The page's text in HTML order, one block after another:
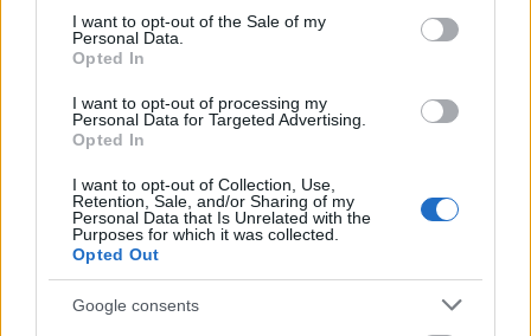
consent section.
I want to opt-out of the Sale of my
Personal Data.
Opted In
I want to opt-out of processing my
Personal Data for Targeted Advertising.
Opted In
I want to opt-out of Collection, Use,
Retention, Sale, and/or Sharing of my
Personal Data that Is Unrelated with the
Purposes for which it was collected.
Opted Out
Google consents
Perszea forgóvázak és a kocsivégek fölött
magaspadlós, de így is évtizedekkel megelőzte a
korát, hisz a mai elővárosi motorvonatok nagy része
is hasonló kialakítással épül. Prágában többször
láttam ilyen szerelvényeket, de valahogy sose
fotóztam le; most végre ez is megtörtént, bár
kimondottan elővárosi környezetben